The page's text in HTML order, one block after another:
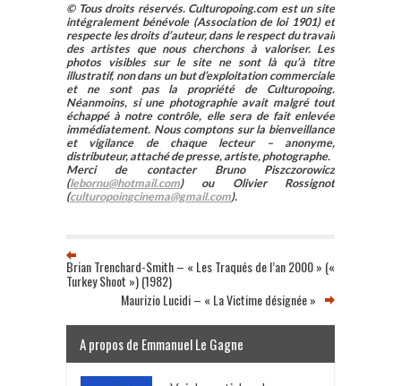
© Tous droits réservés. Culturopoing.com est un site
intégralement bénévole (Association de loi 1901) et
respecte les droits d’auteur, dans le respect du travail
des artistes que nous cherchons à valoriser. Les
photos visibles sur le site ne sont là qu’à titre
illustratif, non dans un but d’exploitation commerciale
et ne sont pas la propriété de Culturopoing.
Néanmoins, si une photographie avait malgré tout
échappé à notre contrôle, elle sera de fait enlevée
immédiatement. Nous comptons sur la bienveillance
et vigilance de chaque lecteur – anonyme,
distributeur, attaché de presse, artiste, photographe.
Merci de contacter Bruno Piszczorowicz
(lebornu@hotmail.com) ou Olivier Rossignot
(culturopoingcinema@gmail.com).
Brian Trenchard-Smith – « Les Traqués de l’an 2000 » («
Turkey Shoot ») (1982)
Maurizio Lucidi – « La Victime désignée »
A propos de Emmanuel Le Gagne